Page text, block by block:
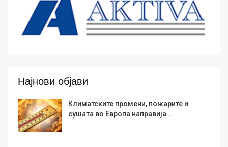
Најнови објави
Климатските промени, пожарите и
сушата во Европа направија…